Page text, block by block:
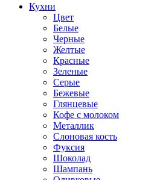
Кухни
Цвет
Белые
Черные
Желтые
Красные
Зеленые
Серые
Бежевые
Глянцевые
Кофе с молоком
Металлик
Слоновая кость
Фуксия
Шоколад
Шампань